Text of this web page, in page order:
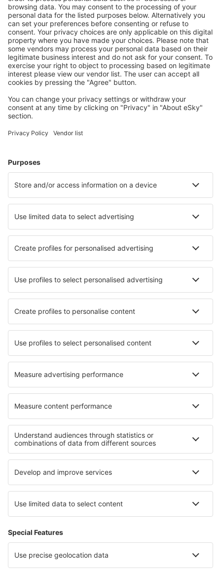
Ubytování dle vašeho gusta
Vyberte si z více než 1.3 milionu zařízení: hotelů,
apartmánů, chat a dalších.
Uživateli eSky nejčastěji hledané ubytování
Ubytování v Norsku - Oblíbená města
Ubytování v Bergenu Ubytování v Oslu
Ubytování in Stranda Ubytování ve Voldě
Nejlepší ubytování - města
Ubytování in Orzivecchi Ubytování in Quevedo
Ubytování v Nasavrkách Ubytování in Książenice
Ubytování in Parvomay Ubytování in Azé
Nejlepší ubytování - regiony
Ubytování v Jostedalsbreen národní park
Ubytování v Národní park Rago
Ubytování v Národní park Saltfjellet–Svartisen
Ubytování in Fjords Region Ubytování in Ohio
Ubytování on Ko Lanta Ubytování v Zermattu
Ubytování v Costa Norte Ubytování v Kleinwalsertal